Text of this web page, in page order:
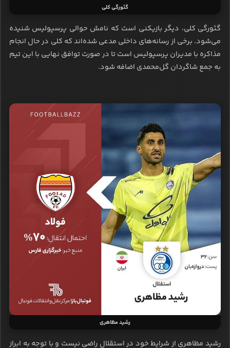
گئورگی کلی
گئورگی کلی، دیگر بازیکنی است که نامش حوالی پرسپولیس شنیده
می‌شود. برخی از رسانه‌های داخلی مدعی شده‌اند که کلی در حال انجام
مذاکره با مدیران پرسپولیس است تا در صورت توافق نهایی با این تیم
به جمع شاگردان گل‌محمدی اضافه شود.
رشید مظاهری
رشید مظاهری از شرایط خود در استقلال راضی نیست و با توجه به ابراز